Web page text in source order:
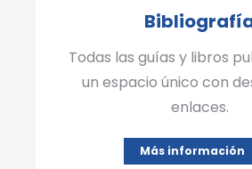
Todas las guías y libros
un espacio único con
enlaces.
Más información